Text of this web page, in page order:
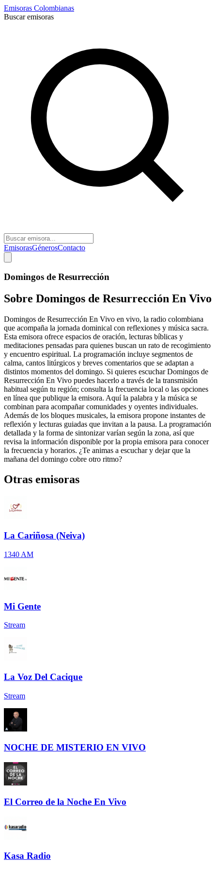
Emisoras Colombianas
Buscar emisoras
EmisorasGénerosContacto
Domingos de Resurrección
Sobre Domingos de Resurrección En Vivo
Domingos de Resurrección En Vivo en vivo, la radio colombiana
que acompaña la jornada dominical con reflexiones y música sacra.
Esta emisora ofrece espacios de oración, lecturas bíblicas y
meditaciones pensadas para quienes buscan un rato de recogimiento
y encuentro espiritual. La programación incluye segmentos de
calma, cantos litúrgicos y breves comentarios que se adaptan a
distintos momentos del domingo. Si quieres escuchar Domingos de
Resurrección En Vivo puedes hacerlo a través de la transmisión
habitual según tu región; consulta la frecuencia local o las opciones
en línea que publique la emisora. Aquí la palabra y la música se
combinan para acompañar comunidades y oyentes individuales.
Además de los bloques musicales, la emisora propone instantes de
reflexión y lecturas guiadas que invitan a la pausa. La programación
detallada y la forma de sintonizar varían según la zona, así que
revisa la información disponible por la propia emisora para conocer
la frecuencia y horarios. ¿Te animas a escuchar y dejar que la
mañana del domingo cobre otro ritmo?
Otras emisoras
La Cariñosa (Neiva)
1340 AM
Mi Gente
Stream
La Voz Del Cacique
Stream
NOCHE DE MISTERIO EN VIVO
El Correo de la Noche En Vivo
Kasa Radio